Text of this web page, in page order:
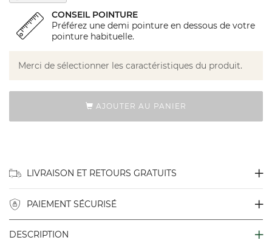
CONSEIL POINTURE
Préférez une demi pointure en dessous de votre
pointure habituelle.
Merci de sélectionner les caractéristiques du produit.
AJOUTER AU PANIER
LIVRAISON ET RETOURS GRATUITS
PAIEMENT SÉCURISÉ
DESCRIPTION